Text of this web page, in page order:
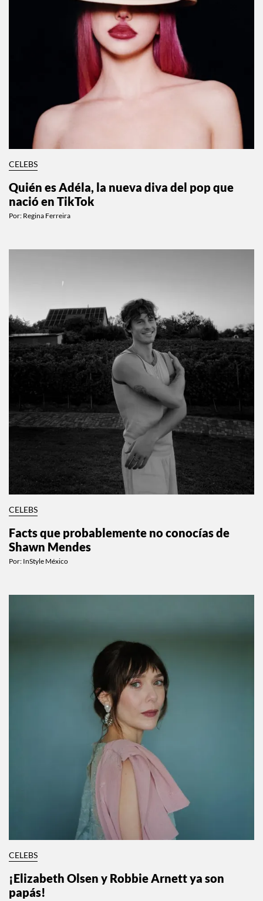
CELEBS
Quién es Adéla, la nueva diva del pop que
nació en TikTok
Por: Regina Ferreira
CELEBS
Facts que probablemente no conocías de
Shawn Mendes
Por: InStyle México
CELEBS
¡Elizabeth Olsen y Robbie Arnett ya son
papás!